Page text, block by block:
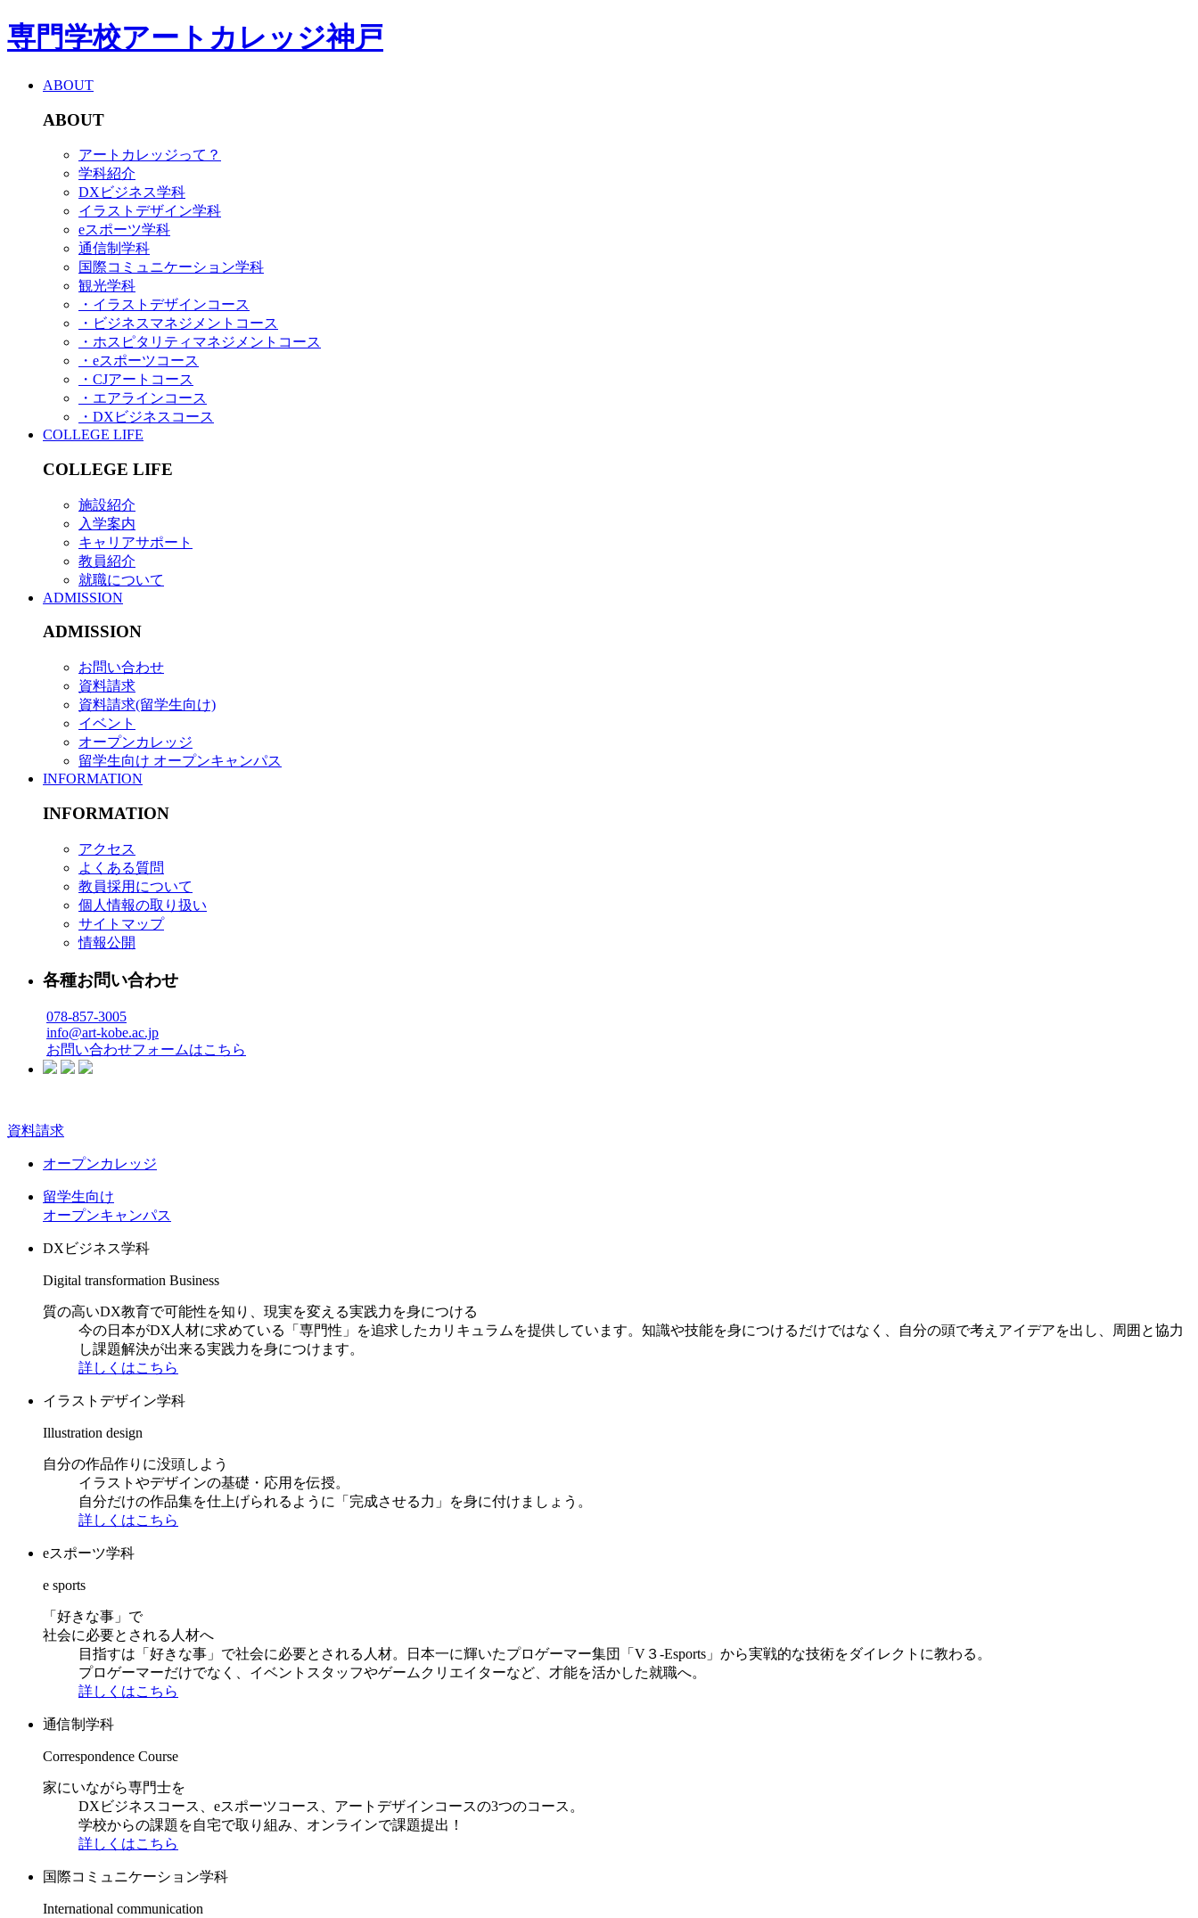
専門学校アートカレッジ神戸
ABOUT
ABOUT
アートカレッジって？
学科紹介
DXビジネス学科
イラストデザイン学科
eスポーツ学科
通信制学科
国際コミュニケーション学科
観光学科
・イラストデザインコース
・ビジネスマネジメントコース
・ホスピタリティマネジメントコース
・eスポーツコース
・CJアートコース
・エアラインコース
・DXビジネスコース
COLLEGE LIFE
COLLEGE LIFE
施設紹介
入学案内
キャリアサポート
教員紹介
就職について
ADMISSION
ADMISSION
お問い合わせ
資料請求
資料請求(留学生向け)
イベント
オープンカレッジ
留学生向け オープンキャンパス
INFORMATION
INFORMATION
アクセス
よくある質問
教員採用について
個人情報の取り扱い
サイトマップ
情報公開
各種お問い合わせ
078-857-3005
info@art-kobe.ac.jp
お問い合わせフォームはこちら
資料請求
オープンカレッジ
留学生向け
オープンキャンパス
DXビジネス学科
Digital transformation Business
質の高いDX教育で可能性を知り、現実を変える実践力を身につける
今の日本がDX人材に求めている「専門性」を追求したカリキュラムを提供しています。知識や技能を身につけるだけではなく、自分の頭で考えアイデアを出し、周囲と協力
し課題解決が出来る実践力を身につけます。
詳しくはこちら
イラストデザイン学科
Illustration design
自分の作品作りに没頭しよう
イラストやデザインの基礎・応用を伝授。
自分だけの作品集を仕上げられるように「完成させる力」を身に付けましょう。
詳しくはこちら
eスポーツ学科
e sports
「好きな事」で
社会に必要とされる人材へ
目指すは「好きな事」で社会に必要とされる人材。日本一に輝いたプロゲーマー集団「V３-Esports」から実戦的な技術をダイレクトに教わる。
プロゲーマーだけでなく、イベントスタッフやゲームクリエイターなど、才能を活かした就職へ。
詳しくはこちら
通信制学科
Correspondence Course
家にいながら専門士を
DXビジネスコース、eスポーツコース、アートデザインコースの3つのコース。
学校からの課題を自宅で取り組み、オンラインで課題提出！
詳しくはこちら
国際コミュニケーション学科
International communication